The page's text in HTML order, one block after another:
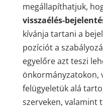
megállapíthatjuk,
visszaélés-
kívánja tartani a
pozíciót a
egyelőre azt teszi
önkormányzatokon,
felügyeletük alá
szerveken, valamint